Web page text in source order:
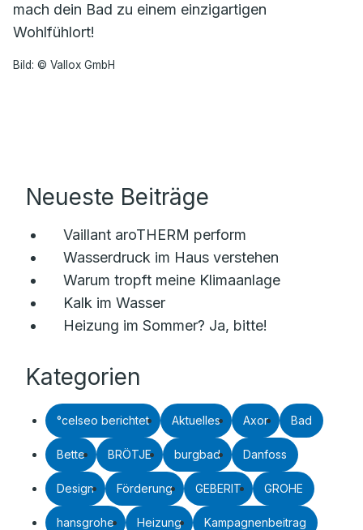
mach dein Bad zu einem einzigartigen
Wohlfühlort!
Bild: © Vallox GmbH
Neueste Beiträge
Vaillant aroTHERM perform
Wasserdruck im Haus verstehen
Warum tropft meine Klimaanlage
Kalk im Wasser
Heizung im Sommer? Ja, bitte!
Kategorien
°celseo berichtet Aktuelles Axor Bad
Bette BRÖTJE burgbad Danfoss
Design Förderung GEBERIT GROHE
hansgrohe Heizung Kampagnenbeitrag